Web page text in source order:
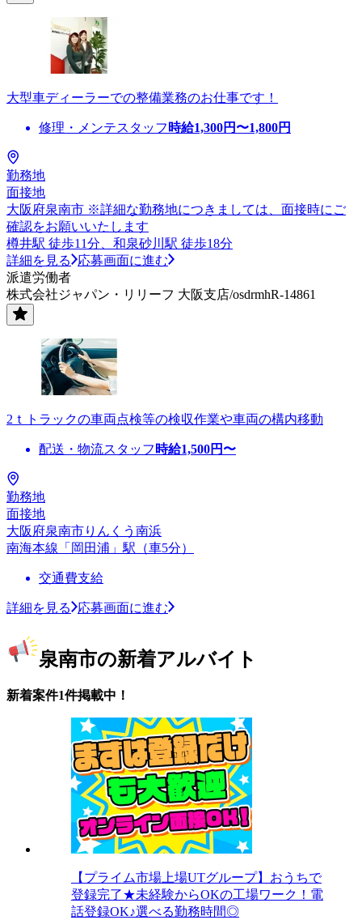
大型車ディーラーでの整備業務のお仕事です！
修理・メンテスタッフ 時給1,300円〜1,800円
勤務地
面接地
大阪府泉南市 ※詳細な勤務地につきましては、面接時にご
確認をお願いいたします
樽井駅 徒歩11分、和泉砂川駅 徒歩18分
詳細を見る
応募画面に進む
派遣労働者
株式会社ジャパン・リリーフ 大阪支店/osdrmhR-14861
2ｔトラックの車両点検等の検収作業や車両の構内移動
配送・物流スタッフ 時給1,500円〜
勤務地
面接地
大阪府泉南市りんくう南浜
南海本線「岡田浦」駅（車5分）
交通費支給
詳細を見る 応募画面に進む
泉南市の新着アルバイト
新着案件1件掲載中！
【プライム市場上場UTグループ】おうちで
登録完了★未経験からOKの工場ワーク！電
話登録OK♪選べる勤務時間◎